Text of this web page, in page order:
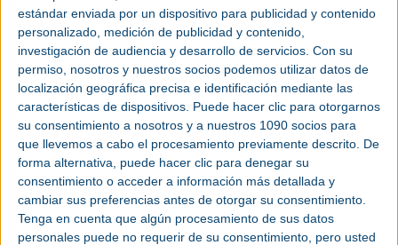
estándar enviada por un dispositivo para publicidad y contenido
personalizado, medición de publicidad y contenido,
investigación de audiencia y desarrollo de servicios. Con su
permiso, nosotros y nuestros socios podemos utilizar datos de
localización geográfica precisa e identificación mediante las
características de dispositivos. Puede hacer clic para otorgarnos
su consentimiento a nosotros y a nuestros 1090 socios para
que llevemos a cabo el procesamiento previamente descrito. De
forma alternativa, puede hacer clic para denegar su
consentimiento o acceder a información más detallada y
cambiar sus preferencias antes de otorgar su consentimiento.
Tenga en cuenta que algún procesamiento de sus datos
personales puede no requerir de su consentimiento, pero usted
Las principales novedades que Imcoinsa presentará en SMOPYC son la
nueva gama de brocas +PILOT, la mejor solución para el hormigón armado; y
los nuevos equipos de compactación PISON-MINI 25kg, especialmente
idóneos para la compactación de canalizaciones sensibles, zanjas, pequeños
remates, trabajos en interior, etc.
Incidiendo en la propuesta de proveedor global que ofrece su amplio
catálogo, Imcoinsa completa su presencia con una amplia gama de
consumibles: brocas de construcción, discos, coronas de diamante,
accesorios de encofrado, y andamiaje, entre otros.